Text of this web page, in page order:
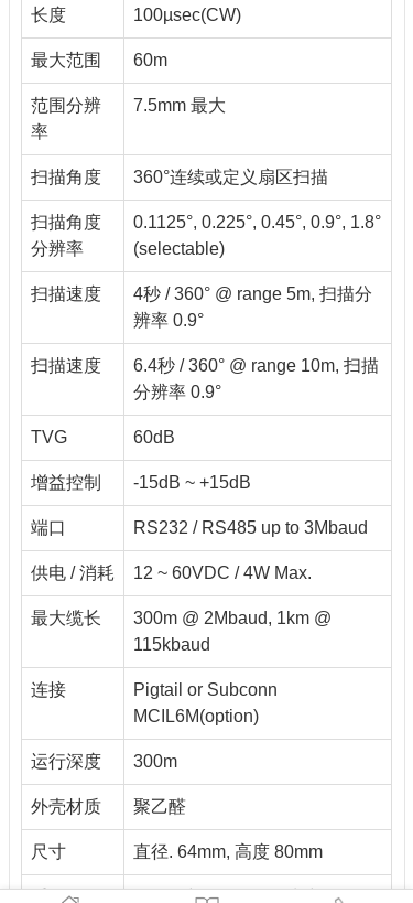
长度
100µsec(CW)
最大范围 60m
范围分辨
率
7.5mm 最大
扫描角度 360°连续或定义扇区扫描
扫描角度
分辨率
0.1125°, 0.225°, 0.45°, 0.9°, 1.8°
(selectable)
扫描速度
4秒 / 360° @ range 5m, 扫描分
辨率 0.9°
扫描速度
6.4秒 / 360° @ range 10m, 扫描
分辨率 0.9°
TVG 60dB
增益控制 -15dB ~ +15dB
端口 RS232 / RS485 up to 3Mbaud
供电 / 消耗 12 ~ 60VDC / 4W Max.
最大缆长
300m @ 2Mbaud, 1km @
115kbaud
连接
Pigtail or Subconn
MCIL6M(option)
运行深度 300m
外壳材质 聚乙醛
尺寸 直径. 64mm, 高度 80mm
重量 380g (空气) / 140g (水中)